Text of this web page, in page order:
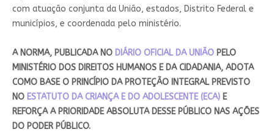
com atuação conjunta da União, estados, Distrito Federal e
municípios, e coordenada pelo ministério.
A NORMA, PUBLICADA NO DIÁRIO OFICIAL DA UNIÃOPELO
MINISTÉRIO DOS DIREITOS HUMANOS E DA CIDADANIA, ADOTA
COMO BASE O PRINCÍPIO DA PROTEÇÃO INTEGRAL PREVISTO
NO ESTATUTO DA CRIANÇA E DO ADOLESCENTE (ECA)E
REFORÇA A PRIORIDADE ABSOLUTA DESSE PÚBLICO NAS AÇÕES
DO PODER PÚBLICO.